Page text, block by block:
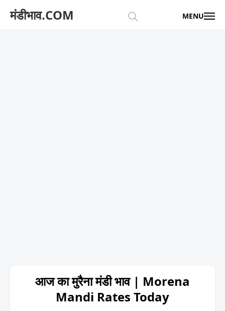
मंडीभाव.COM MENU
आज का मुरैना मंडी भाव | Morena
Mandi Rates Today